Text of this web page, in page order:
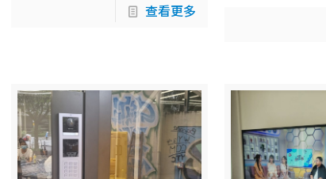
查看更多